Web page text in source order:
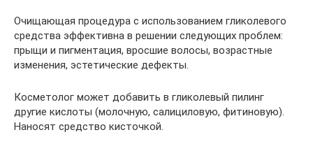
Очищающая процедура с использованием гликолевого
средства эффективна в решении следующих проблем:
прыщи и пигментация, вросшие волосы, возрастные
изменения, эстетические дефекты.
Косметолог может добавить в гликолевый пилинг
другие кислоты (молочную, салициловую, фитиновую).
Наносят средство кисточкой.